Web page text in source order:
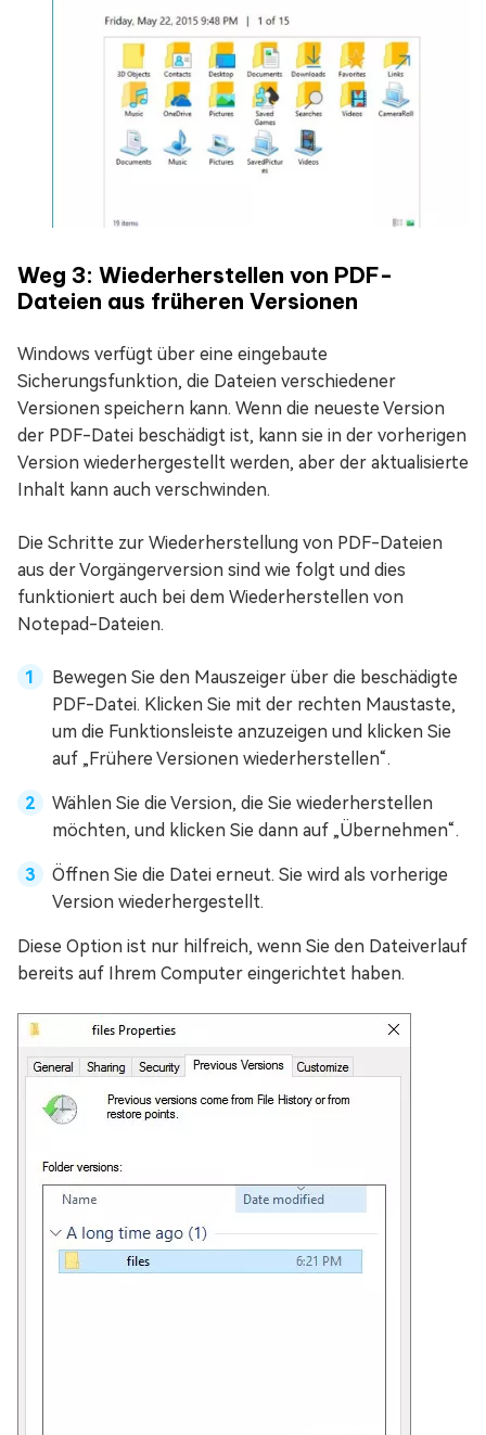
Weg 3: Wiederherstellen von PDF-
Dateien aus früheren Versionen
Windows verfügt über eine eingebaute
Sicherungsfunktion, die Dateien verschiedener
Versionen speichern kann. Wenn die neueste Version
der PDF-Datei beschädigt ist, kann sie in der vorherigen
Version wiederhergestellt werden, aber der aktualisierte
Inhalt kann auch verschwinden.
Die Schritte zur Wiederherstellung von PDF-Dateien
aus der Vorgängerversion sind wie folgt und dies
funktioniert auch bei dem Wiederherstellen von
Notepad-Dateien.
Bewegen Sie den Mauszeiger über die beschädigte
PDF-Datei. Klicken Sie mit der rechten Maustaste,
um die Funktionsleiste anzuzeigen und klicken Sie
auf „Frühere Versionen wiederherstellen“.
Wählen Sie die Version, die Sie wiederherstellen
möchten, und klicken Sie dann auf „Übernehmen“.
Öffnen Sie die Datei erneut. Sie wird als vorherige
Version wiederhergestellt.
Diese Option ist nur hilfreich, wenn Sie den Dateiverlauf
bereits auf Ihrem Computer eingerichtet haben.